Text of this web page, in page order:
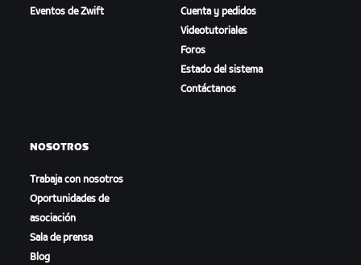
Eventos de Zwift
Cuenta y pedidos
Videotutoriales
Foros
Estado del sistema
Contáctanos
NOSOTROS
Trabaja con nosotros
Oportunidades de
asociación
Sala de prensa
Blog